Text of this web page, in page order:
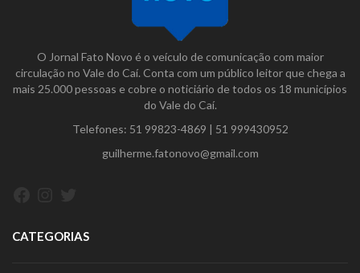
O Jornal Fato Novo é o veículo de comunicação com maior
circulação no Vale do Caí. Conta com um público leitor que chega a
mais 25.000 pessoas e cobre o noticiário de todos os 18 municípios
do Vale do Caí.
Telefones: 51 99823-4869 | 51 999430952
guilherme.fatonovo@gmail.com
CATEGORIAS